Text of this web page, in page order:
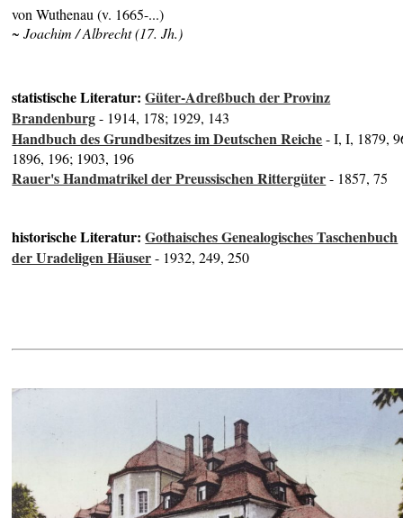
von Wuthenau (v. 1665-...)
~ Joachim / Albrecht (17. Jh.)
statistische Literatur:Güter-Adreßbuch der Provinz
Brandenburg- 1914, 178; 1929, 143
Handbuch des Grundbesitzes im Deutschen Reiche- I, I, 1879,
1896, 196; 1903, 196
Rauer's Handmatrikel der Preussischen Rittergüter- 1857, 75
historische Literatur:Gothaisches Genealogisches Taschenbuch
der Uradeligen Häuser- 1932, 249, 250